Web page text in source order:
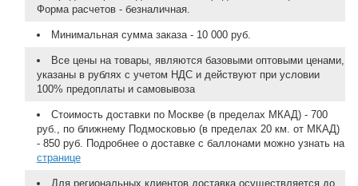
Форма расчетов - безналичная.
Минимальная сумма заказа - 10 000 руб.
Все цены на товары, являются базовыми оптовыми ценами,
указаны в рублях с учетом НДС и действуют при условии
100% предоплаты и самовывоза
Стоимость доставки по Москве (в пределах МКАД) - 700
руб., по ближнему Подмосковью (в пределах 20 км. от МКАД)
- 850 руб. Подробнее о доставке с баллонами можно узнать на
странице
Для региональных клиентов доставка осуществляется до